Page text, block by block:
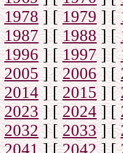
1978] [1979] [
1987] [1988] [
1996] [1997] [
2005] [2006] [
2014] [2015] [
2023] [2024] [
2032] [2033] [
2041] [2042] [